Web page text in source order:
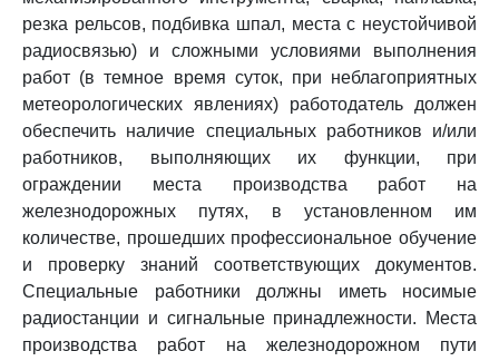
резка рельсов, подбивка шпал, места с неустойчивой
радиосвязью) и сложными условиями выполнения
работ (в темное время суток, при неблагоприятных
метеорологических явлениях) работодатель должен
обеспечить наличие специальных работников и/или
работников, выполняющих их функции, при
ограждении места производства работ на
железнодорожных путях, в установленном им
количестве, прошедших профессиональное обучение
и проверку знаний соответствующих документов.
Специальные работники должны иметь носимые
радиостанции и сигнальные принадлежности. Места
производства работ на железнодорожном пути